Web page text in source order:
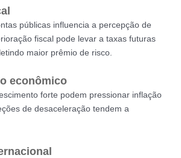
públicas influencia a percepção de
fiscal pode levar a taxas futuras
maior prêmio de risco.
econômico
forte podem pressionar inflação
de desaceleração tendem a